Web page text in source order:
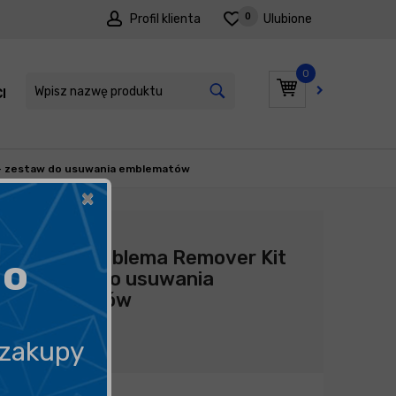
Profil klienta Ulubione
0
0
PROMOCJE
do usuwania emblematów
Producent: Soft99
Soft99 Emblema Remover Kit
- zestaw do usuwania
emblematów
69,99 zł
×